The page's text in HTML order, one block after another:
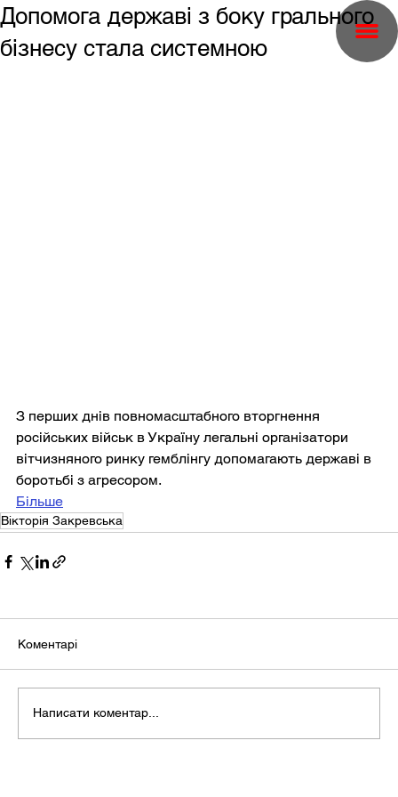
Допомога державі з боку грального
бізнесу стала системною
З перших днів повномасштабного вторгнення
російських військ в Україну легальні організатори
вітчизняного ринку гемблінгу допомагають державі в
боротьбі з агресором.
Більше
Вікторія Закревська
Коментарі
Написати коментар...